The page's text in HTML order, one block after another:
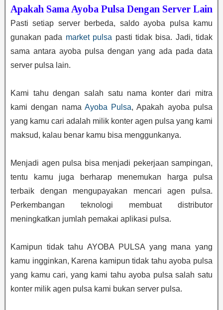
Apakah Sama Ayoba Pulsa Dengan Server Lain
Pasti setiap server berbeda, saldo ayoba pulsa kamu
gunakan pada market pulsa pasti tidak bisa. Jadi, tidak
sama antara ayoba pulsa dengan yang ada pada data
server pulsa lain.
Kami tahu dengan salah satu nama konter dari mitra
kami dengan nama Ayoba Pulsa, Apakah ayoba pulsa
yang kamu cari adalah milik konter agen pulsa yang kami
maksud, kalau benar kamu bisa menggunkanya.
Menjadi agen pulsa bisa menjadi pekerjaan sampingan,
tentu kamu juga berharap menemukan harga pulsa
terbaik dengan mengupayakan mencari agen pulsa.
Perkembangan teknologi membuat distributor
meningkatkan jumlah pemakai aplikasi pulsa.
Kamipun tidak tahu AYOBA PULSA yang mana yang
kamu ingginkan, Karena kamipun tidak tahu ayoba pulsa
yang kamu cari, yang kami tahu ayoba pulsa salah satu
konter milik agen pulsa kami bukan server pulsa.